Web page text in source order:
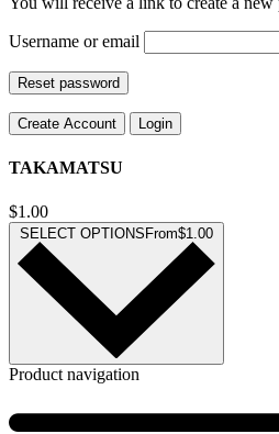
Username or email
Reset password
Create Account Login
TAKAMATSU
$1.00
SELECT OPTIONSFrom$1.00
Product navigation